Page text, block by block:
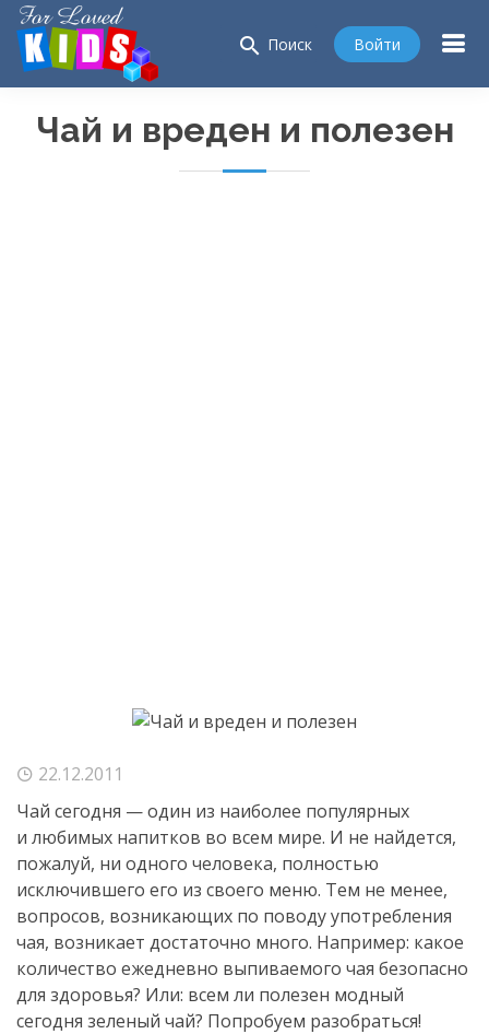
search Поиск Войти
Чай и вреден и полезен
22.12.2011
Чай сегодня — один из наиболее популярных
и любимых напитков во всем мире. И не найдется,
пожалуй, ни одного человека, полностью
исключившего его из своего меню. Тем не менее,
вопросов, возникающих по поводу употребления
чая, возникает достаточно много. Например: какое
количество ежедневно выпиваемого чая безопасно
для здоровья? Или: всем ли полезен модный
сегодня зеленый чай? Попробуем разобраться!